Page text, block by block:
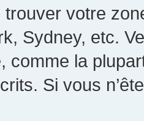
trouver votre
Sydney, etc.
comme la
Si vous